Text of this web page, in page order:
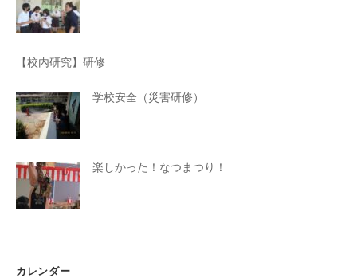
【校内研究】研修
学校安全（災害研修）
楽しかった！なつまつり！
カレンダー